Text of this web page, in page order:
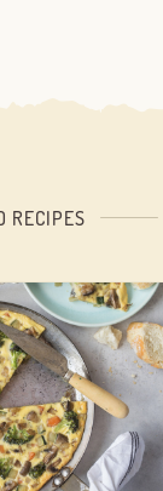
RECIPES